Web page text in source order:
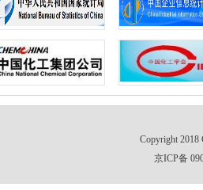
Copyright 2018
京ICP备